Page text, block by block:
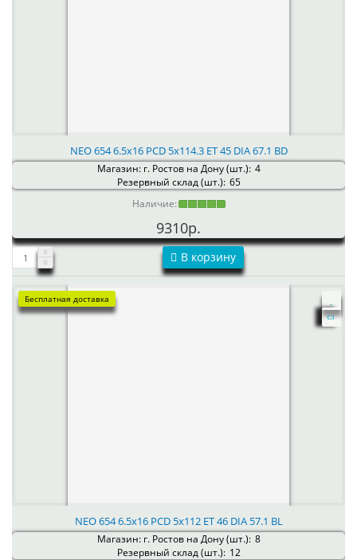
NEO 654 6.5x16 PCD 5x114.3 ET 45 DIA 67.1 BD
Магазин: г. Ростов на Дону (шт.): 4
Резервный склад (шт.): 65
Наличие:
9310р.
В корзину
Бесплатная доставка
NEO 654 6.5x16 PCD 5x112 ET 46 DIA 57.1 BL
Магазин: г. Ростов на Дону (шт.): 8
Резервный склад (шт.): 12